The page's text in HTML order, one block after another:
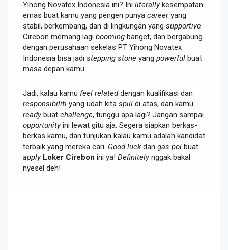
Yihong Novatex Indonesia ini? Ini literallykesempatan
emas buat kamu yang pengen punya careeryang
stabil, berkembang, dan di lingkungan yang supportive
Cirebon memang lagi booming banget, dan bergabung
dengan perusahaan sekelas PT Yihong Novatex
Indonesia bisa jadi stepping stone yang powerful buat
masa depan kamu.
Jadi, kalau kamu feel relateddengan kualifikasi dan
responsibiliti yang udah kita spill di atas, dan kamu
readybuat challenge, tunggu apa lagi? Jangan sampai
opportunityini lewat gitu aja. Segera siapkan berkas-
berkas kamu, dan tunjukan kalau kamu adalah kandidat
terbaik yang mereka cari. Good luckdan gas pol buat
apply Loker Cirebon ini ya! Definitelynggak bakal
nyesel deh!